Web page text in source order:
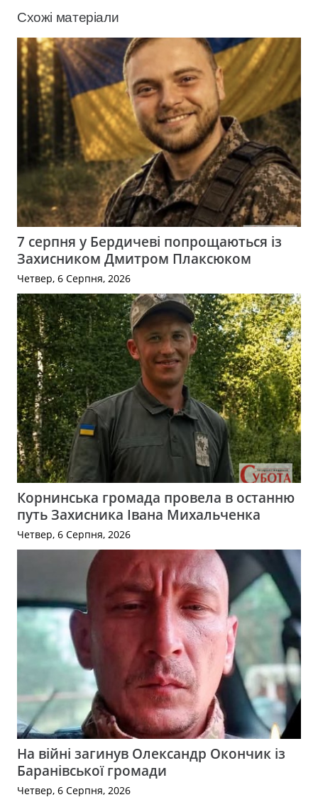
Схожі матеріали
7 серпня у Бердичеві попрощаються із
Захисником Дмитром Плаксюком
Четвер, 6 Серпня, 2026
Корнинська громада провела в останню
путь Захисника Івана Михальченка
Четвер, 6 Серпня, 2026
На війні загинув Олександр Окончик із
Баранівської громади
Четвер, 6 Серпня, 2026